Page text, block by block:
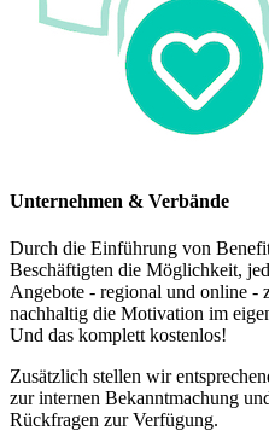
Unternehmen & Verbände
Durch die Einführung von
Beschäftigten die Möglichkeit,
Angebote - regional und online -
nachhaltig die Motivation im
Und das komplett kostenlos!
Zusätzlich stellen wir
zur internen Bekanntmachung
Rückfragen zur Verfügung.